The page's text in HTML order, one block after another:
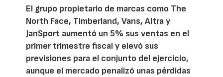
El grupo propietario de marcas como The
North Face, Timberland, Vans, Altra y
JanSport aumentó un 5% sus ventas en el
primer trimestre fiscal y elevó sus
previsiones para el conjunto del ejercicio,
aunque el mercado penalizó unas pérdidas